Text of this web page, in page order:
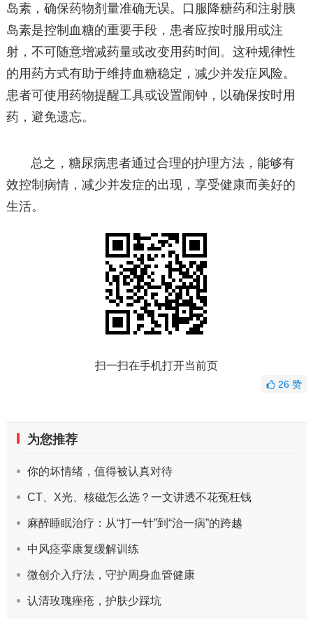
岛素，确保药物剂量准确无误。口服降糖药和注射胰
岛素是控制血糖的重要手段，患者应按时服用或注
射，不可随意增减药量或改变用药时间。这种规律性
的用药方式有助于维持血糖稳定，减少并发症风险。
患者可使用药物提醒工具或设置闹钟，以确保按时用
药，避免遗忘。
总之，糖尿病患者通过合理的护理方法，能够有
效控制病情，减少并发症的出现，享受健康而美好的
生活。
扫一扫在手机打开当前页
26赞
为您推荐
你的坏情绪，值得被认真对待
CT、X光、核磁怎么选？一文讲透不花冤枉钱
麻醉睡眠治疗：从“打一针”到“治一病”的跨越
中风痉挛康复缓解训练
微创介入疗法，守护周身血管健康
认清玫瑰痤疮，护肤少踩坑